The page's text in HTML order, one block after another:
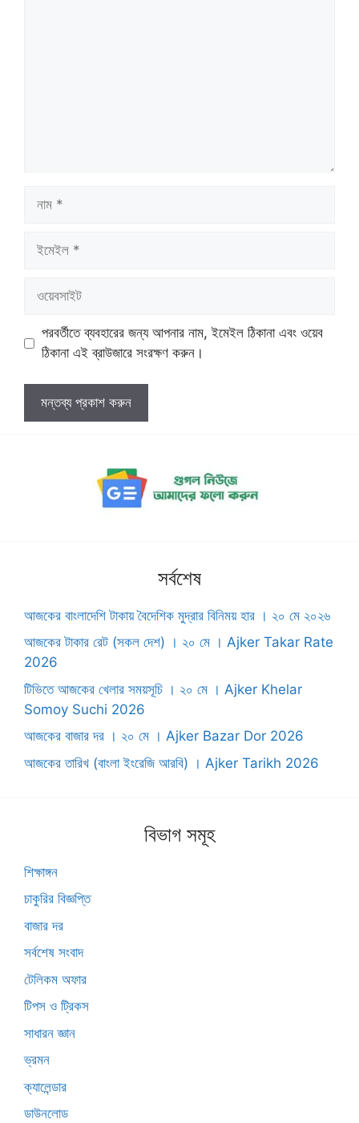
ইমেইল
পরবর্তীতে ব্যবহারের জন্য আপনার নাম, ইমেইল ঠিকানা এবং ওয়েব
ঠিকানা এই ব্রাউজারে সংরক্ষণ করুন।
সর্বশেষ
আজকের বাংলাদেশি টাকায় বৈদেশিক মুদ্রার বিনিময় হার । ২০ মে ২০২৬
আজকের টাকার রেট (সকল দেশ) । ২০ মে । ‍Ajker Takar Rate
2026
টিভিতে আজকের খেলার সময়সূচি । ২০ মে । Ajker Khelar
Somoy Suchi 2026
আজকের বাজার দর । ২০ মে । Ajker Bazar Dor 2026
আজকের তারিখ (বাংলা ইংরেজি আরবি) । Ajker Tarikh 2026
বিভাগ সমূহ
শিক্ষাঙ্গন
চাকুরির বিজ্ঞপ্তি
বাজার দর
সর্বশেষ সংবাদ
টেলিকম অফার
টিপস ও ট্রিকস
সাধারন জ্ঞান
ভ্রমন
ক্যালেন্ডার
ডাউনলোড